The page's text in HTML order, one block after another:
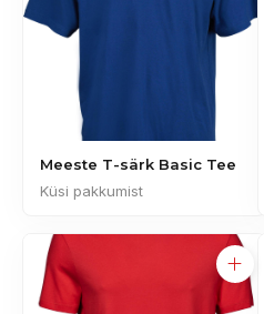
Meeste T-särk Basic Tee
Küsi pakkumist